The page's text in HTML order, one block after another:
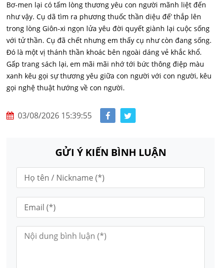
Bơ-men lại có tấm lòng thương yêu con người mãnh liệt đến
như vậy. Cụ dã tìm ra phương thuốc thần diệu đế’ thắp lên
trong lòng Giôn-xi ngọn lửa yêu đời quyết giành lại cuộc sống
với tử thần. Cụ đã chết nhưng em thấy cụ như còn đang sống.
Đó là một vị thánh thần khoác bên ngoài dáng vẻ khắc khổ.
Gấp trang sách lại, em mãi mãi nhớ tới bức thông điệp màu
xanh kêu gọi sự thương yêu giữa con người với con người, kêu
gọi nghệ thuật hướng về con người.
03/08/2026 15:39:55
GỬI Ý KIẾN BÌNH LUẬN